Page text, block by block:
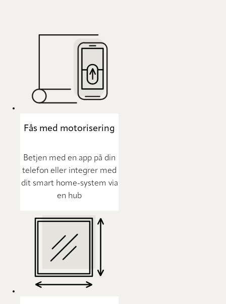
Fås med motorisering
Betjen med en app på din
telefon eller integrer med
dit smart home-system via
en hub